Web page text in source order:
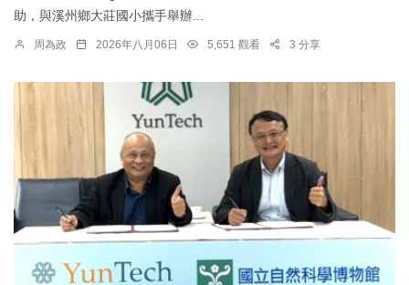
助，與溪州鄉大莊國小攜手舉辦...
周為政 2026年八月06日 5,651 觀看 3 分享